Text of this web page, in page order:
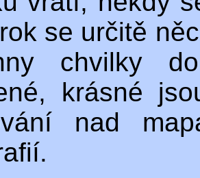
se určitě
chvilky
krásné
nad